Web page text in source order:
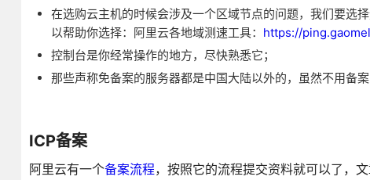
在选购云主机的时候会涉及一个区域节点的问题，我们要选
以帮助你选择：阿里云各地域测速工具： https://
控制台是你经常操作的地方，尽快熟悉它；
那些声称免备案的服务器都是中国大陆以外的，虽然不用备
ICP备案
阿里云有一个备案流程，按照它的流程提交资料就可以了，